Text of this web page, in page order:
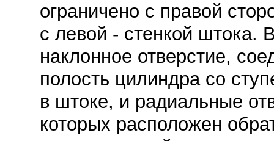
ограничено с правой
с левой - стенкой штока.
наклонное отверстие,
полость цилиндра со
в штоке, и радиальные
которых расположен